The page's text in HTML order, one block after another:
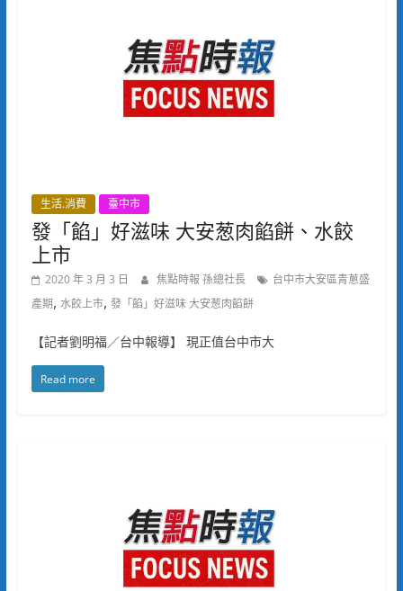
生活.消費 臺中市
發「餡」好滋味 大安葱肉餡餅、水餃
上市
2020 年 3 月 3 日 焦點時報 孫總社長
台中市大安區青蔥盛
產期, 水餃上市, 發「餡」好滋味 大安葱肉餡餅
【記者劉明福／台中報導】 現正值台中市大
Read more